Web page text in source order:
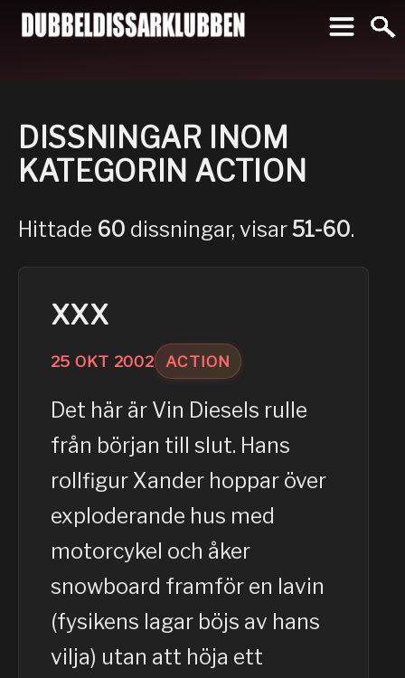
DISSNINGAR INOM
KATEGORIN ACTION
Hittade 60 dissningar, visar51-60.
XXX
25 OKT 2002 ACTION
Det här är Vin Diesels rulle
från början till slut. Hans
rollfigur Xander hoppar över
exploderande hus med
motorcykel och åker
snowboard framför en lavin
(fysikens lagar böjs av hans
vilja) utan att höja ett